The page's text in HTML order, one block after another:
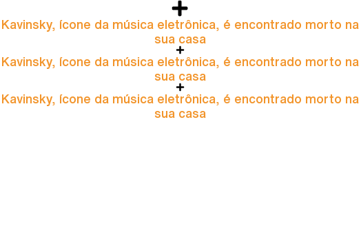
Kavinsky, ícone da música eletrônica, é encontrado morto na
sua casa
Kavinsky, ícone da música eletrônica, é encontrado morto na
sua casa
Kavinsky, ícone da música eletrônica, é encontrado morto na
sua casa